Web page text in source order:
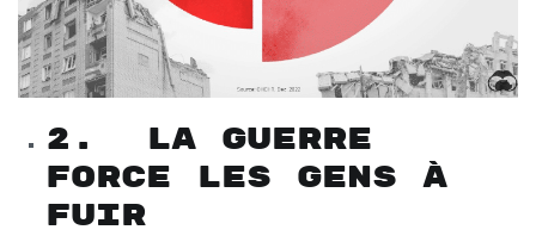
2. La guerre
force les gens à
fuir